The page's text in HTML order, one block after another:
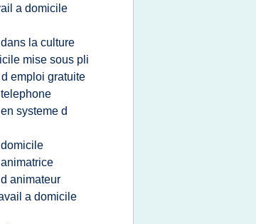
a domicile
la culture
mise sous pli
emploi gratuite
systeme d
animateur
a domicile